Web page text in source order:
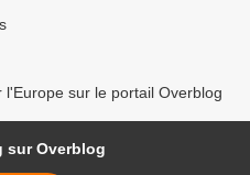
l'Europe sur le portail Overblog
sur Overblog